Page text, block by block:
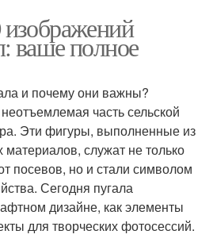
ваше полное
и почему они важны?
часть сельской
Эти фигуры, выполненные из
материалов, служат не только
посевов, но и стали символом
Сегодня пугала
дизайне, как элементы
для творческих фотосессий.